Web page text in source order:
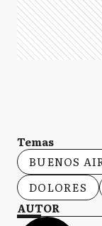
Temas
BUENOS
DOLORES
AUTOR